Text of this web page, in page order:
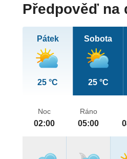
Předpověď na
Pátek
25 °C
Sobota
25 °C
Noc
02:00
Ráno
05:00